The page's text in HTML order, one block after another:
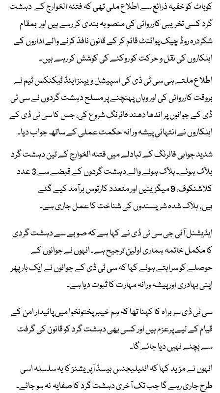
کوہاٹ کو خفیہ ذرائع سے اطلاع ملی تھی کہ فتنہ الخوارج کے دہشت
گرد کسی تخریبی کارروائی کی منصوبہ بندی کر رہے ہیں اور بمقام
شکردرہ روڈ چیک پوائنٹ قائم کر کے قانون نافذ کرنے والے اداروں کے
اہلکاروں کی نقل و حرکت کو روکنے کی کوشش کر رہے ہیں۔
اطلاع ملتے ہی سی ٹی ڈی کی اسپیشل ویپنز اینڈ ٹیکٹکس ٹیم نے
بروقت کارروائی کی اور وہاں پہنچنے پر مسلح دہشت گردوں نے سی ٹی
ڈی کے جوانوں پر اندھا دھند فائرنگ شروع کی، جس کا سی ٹی ڈی کے
اہلکاروں نے انتہائی پیشہ ورانہ حکمت عملی کے ساتھ جواب دیا۔
شدید جوابی فائرنگ کے تبادلے میں فتنہ الخوارج کے تین دہشت گرد
ہلاک ہوئے۔ ہلاک ہونے والے دہشت گردوں کے قبضے سے 3 عدد
کلاشنکوف، 9 میگزینیں اور متعدد کارتوس برآمد کیے گئے
ہیں، ہلاک شدہ شرپسندوں کی شناخت کا عمل جاری ہے۔
ایڈیشنل آئی جی سی ٹی ڈی نے کہا ہے کہ صوبے سے دہشت گردی
کا مکمل خاتمہ ہماری اولین ترجیح ہے۔ انہوں نے جوانوں کے
حوصلے کو سراہتے ہوئے کہا کہ سی ٹی ڈی کے جوانوں نے ایک بار پھر
اپنی بہادری اور پیشہ ورانہ مہارت کا ثبوت دیا ہے۔
سی ٹی ڈی سربراہ کا کہنا تھا کہ ہم خیبر پختونخوا میں پائیدار امن کے
قیام کے لیے پرعزم ہیں اور کسی بھی دہشت گرد کو قانون کی گرفت
سے بچنے نہیں دیا جائے گا۔
انہوں نے مزید کہا کہ انٹیلیجنس بیسڈ آپریشنز کا یہ سلسلہ اسی
طرح جاری رہے گا جب تک آخری دہشت گرد کا صفایہ نہ ہو جائے۔